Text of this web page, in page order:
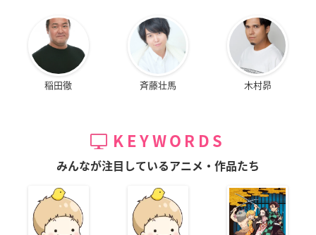
稲田徹 斉藤壮馬 木村昴
KEYWORDS
みんなが注目しているアニメ・作品たち